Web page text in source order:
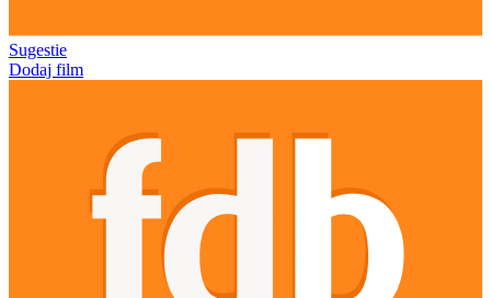
Sugestie
Dodaj film